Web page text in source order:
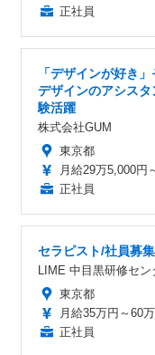
正社員
「デザインが好き
デザインのアシス
験活躍
株式会社GUM
東京都
月給29万5,000円
正社員
セラピスト/社員募
LIME 中目黒研修セン
東京都
月給35万円～60
正社員